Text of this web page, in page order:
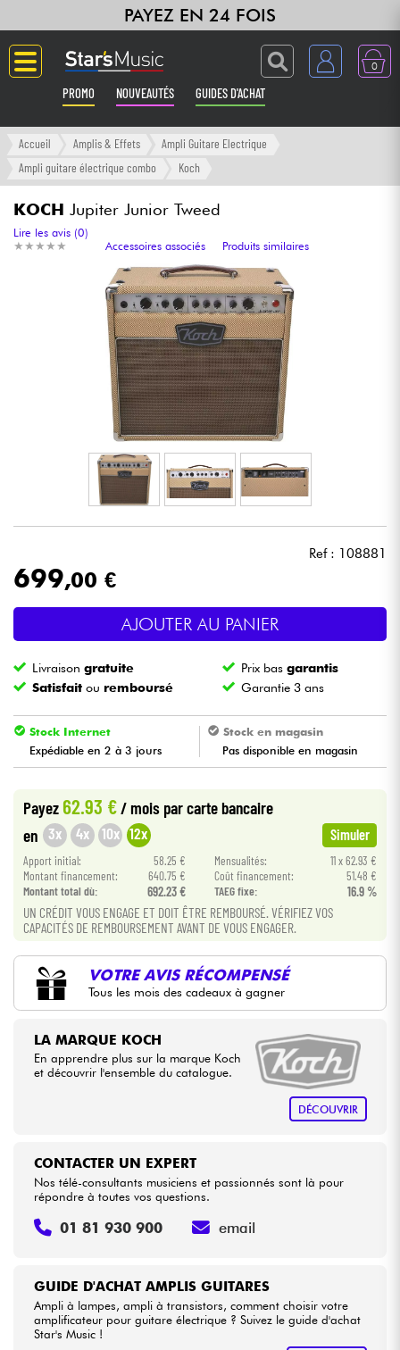
PAYEZ EN 24 FOIS
0
PROMO NOUVEAUTÉS GUIDES D'ACHAT
Langue
Amplis & Effets
Claviers & Pianos
Synthés & Sampleurs
Home Studio
Casques
Micros & HF
Eclairage
Violons & Quatuor
Eveil Musical
Câbles & Access.
HiFi
Packs
Voir nos marques
Accueil Amplis & Effets
Ampli Guitare Electrique
Ampli guitare électrique combo
Koch
KOCH Jupiter Junior Tweed
★ ★ ★ ★ ★
★ ★ ★ ★ ★
Lire les avis (0)
Accessoires associés
Produits similaires
Ref : 108881
699,00 €
AJOUTER AU PANIER
Livraisongratuite Prix basgarantis
Satisfait ou remboursé Garantie 3 ans
Stock Internet
Expédiable en 2 à 3 jours
Stock en magasin
Pas disponible en magasin
Payez62.93 €/ mois par carte bancaire
en 3x 4x 10x 12x Simuler
Apport initial: 58.25 € Mensualités:
11 x 62.93 €
Montant financement:
640.75 € Coût financement:
51.48 €
Montant total dù:
692.23 € TAEG fixe: 16.9 %
UN CRÉDIT VOUS ENGAGE ET DOIT ÊTRE REMBOURSÉ. VÉRIFIEZ VOS
CAPACITÉS DE REMBOURSEMENT AVANT DE VOUS ENGAGER.
VOTRE AVIS RÉCOMPENSÉ
Tous les mois des cadeaux à gagner
LA MARQUE KOCH
En apprendre plus sur la marque Koch
et découvrir l'ensemble du catalogue.
DÉCOUVRIR
GUIDE D'ACHAT AMPLIS GUITARES
Ampli à lampes, ampli à transistors, comment choisir votre
amplificateur pour guitare électrique ? Suivez le guide d'achat
Star's Music !
CONTACTER UN EXPERT
Nos télé-consultants musiciens et passionnés sont là pour
répondre à toutes vos questions.
01 81 930 900 email